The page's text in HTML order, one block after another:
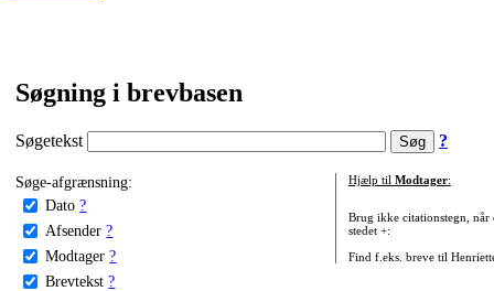
Søgning i brevbasen
Søgetekst ?
Søge-afgrænsning:
Dato ?
Afsender ?
Modtager ?
Brevtekst ?
Hjælp til Modtager:
Brug ikke citationstegn, når
stedet +:
Find f.eks. breve til